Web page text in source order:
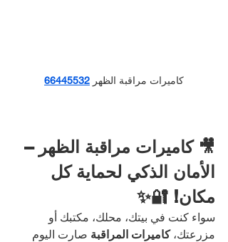
كاميرات مراقبة الظهر 66445532
🎥 كاميرات مراقبة الظهر –
الأمان الذكي لحماية كل
مكان! 🔐✨
سواء كنت في بيتك، محلك، مكتبك أو
مزرعتك، كاميرات المراقبة صارت اليوم